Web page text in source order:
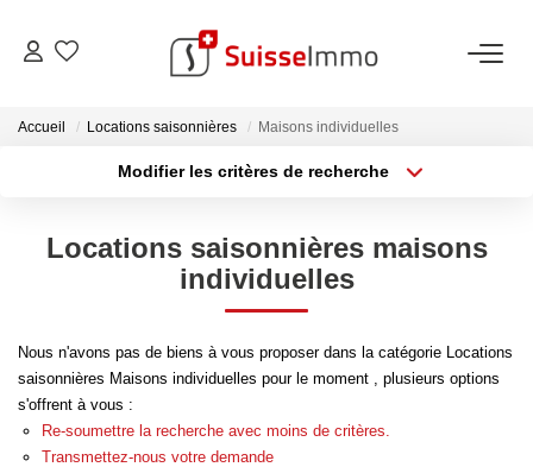
ACHETER
Découvrez Nos Biens À La Vente
Confiez-Nous La Recherche De Votre Bien À L'achat
Consultez Les Avis Clients
Accueil Locations saisonnières Maisons individuelles
Modifier les critères de recherche
Type de bien
Surface min
Créer une alerte
Locations saisonnières maisons
individuelles
Nous n'avons pas de biens à vous proposer dans la catégorie Locations
saisonnières Maisons individuelles pour le moment , plusieurs options
s'offrent à vous :
Re-soumettre la recherche avec moins de critères.
Transmettez-nous votre demande